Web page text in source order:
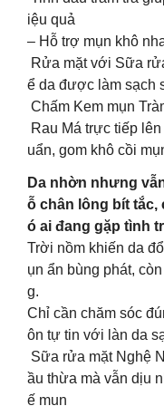
iệu quả
– Hỗ trợ mụn khô
Rửa mặt với Sữa
ể da được làm sạch
Chấm Kem mụn
Rau Má trực tiếp
uẩn, gom khô cồi
Da nhờn nhưng
ỗ chân lông bít tắc,
ó ai đang gặp tình
Trời nồm khiến da
ụn ẩn bùng phát,
g.
Chỉ cần chăm sóc
ôn tự tin với làn da
Sữa rửa mặt Nghệ
ầu thừa mà vẫn dịu
ế mụn